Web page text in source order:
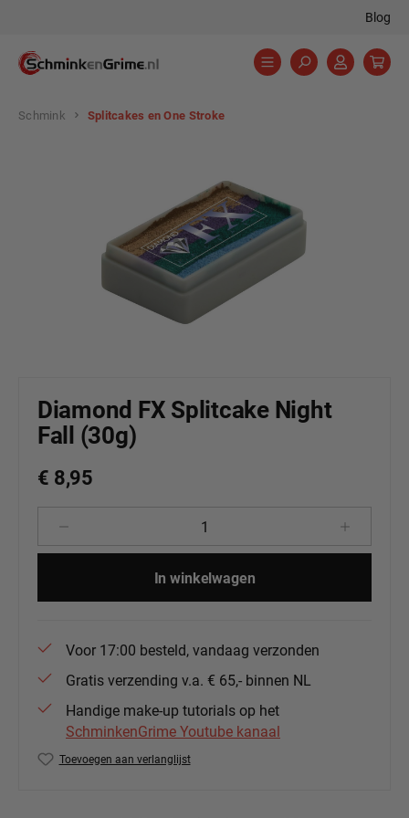
Blog
Schmink Splitcakes en One Stroke
Diamond FX Splitcake Night
Fall (30g)
€ 8,95
Producthoeveelheid: Voer de
In winkelwagen
Voor 17:00 besteld, vandaag verzonden
Gratis verzending v.a. € 65,- binnen NL
Handige make-up tutorials op het
SchminkenGrime Youtube kanaal
Toevoegen aan verlanglijst